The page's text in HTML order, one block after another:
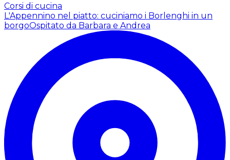
Corsi di cucina
L'Appennino nel piatto: cuciniamo i Borlenghi in un
borgoOspitato da Barbara e Andrea